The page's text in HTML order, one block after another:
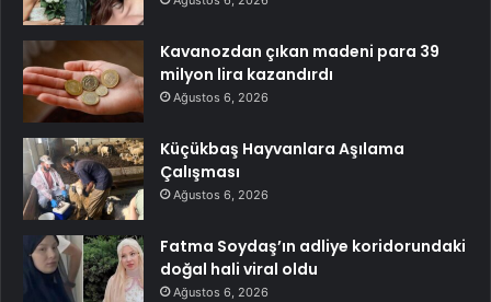
Kavanozdan çıkan madeni para 39
milyon lira kazandırdı
Ağustos 6, 2026
Küçükbaş Hayvanlara Aşılama
Çalışması
Ağustos 6, 2026
Fatma Soydaş’ın adliye koridorundaki
doğal hali viral oldu
Ağustos 6, 2026